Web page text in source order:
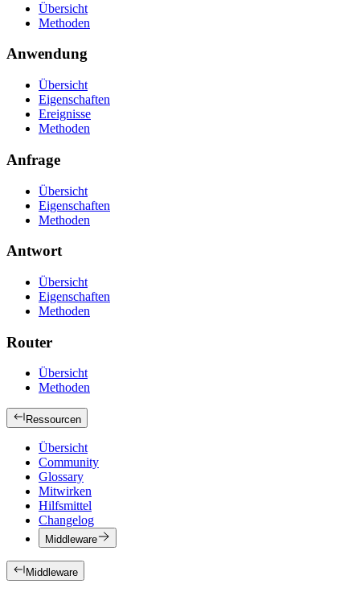
Übersicht
Methoden
Anwendung
Übersicht
Eigenschaften
Ereignisse
Methoden
Anfrage
Übersicht
Eigenschaften
Methoden
Antwort
Übersicht
Eigenschaften
Methoden
Router
Übersicht
Methoden
Ressourcen
Übersicht
Community
Glossary
Mitwirken
Hilfsmittel
Changelog
Middleware
Middleware